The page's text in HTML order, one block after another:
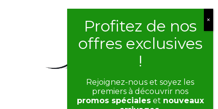
Rejoignez-nous et soyez les
premiers à découvrir nos
promos spécialeset nouveaux